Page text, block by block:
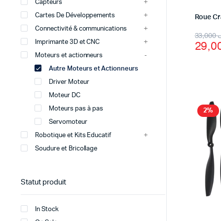
Roue
33,000
price
price
2%
Capteurs
Cartes De Développements
Connectivité & communications
Imprimante 3D et CNC
Moteurs et actionneurs
Autre Moteurs et Actionneurs
Driver Moteur
Moteur DC
Moteurs pas à pas
Servomoteur
Robotique et Kits Educatif
Soudure et Bricollage
Statut produit
In Stock